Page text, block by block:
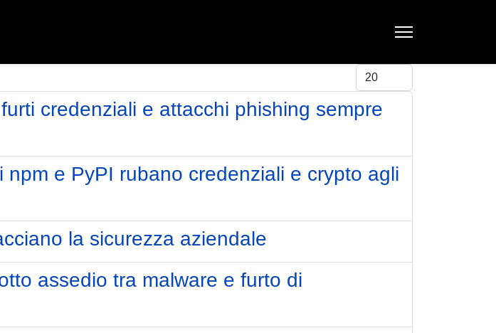
Visualizza #
credenziali e attacchi phishing sempre
e PyPI rubano credenziali e crypto agli
la sicurezza aziendale
assedio tra malware e furto di